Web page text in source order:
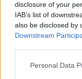
disclosure of your
IAB’s list of
also be disclosed by
Downstream
Personal Data
SORODNE
7.